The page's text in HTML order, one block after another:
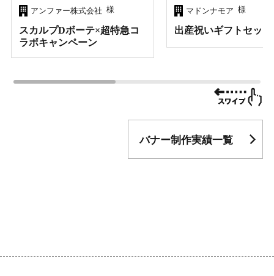
アンファー株式会社 様
スカルプDボーテ×超特急コ
ラボキャンペーン
マドンナモア 様
出産祝いギフトセッ
バナー制作実績一覧